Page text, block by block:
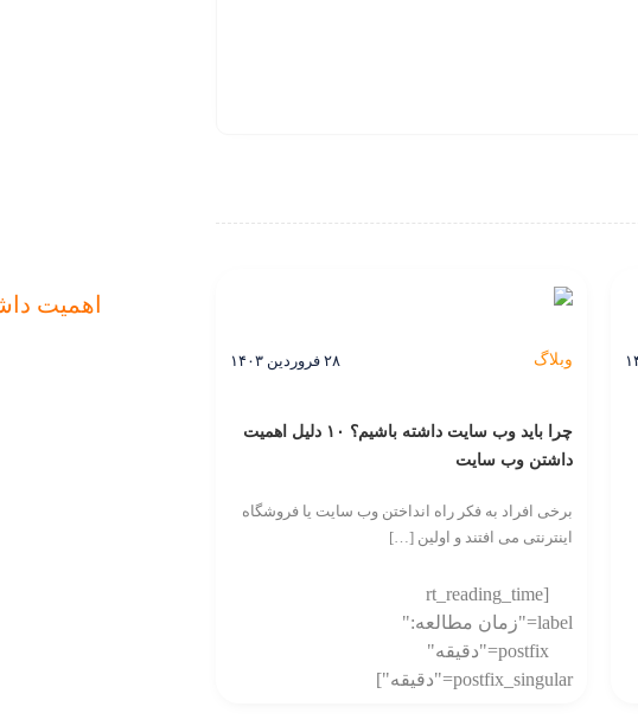
وبلاگ ۲۸ فروردین ۱۴۰۳
چرا باید وب سایت داشته باشیم؟ ۱۰ دلیل اهمیت
داشتن وب سایت
برخی افراد به فکر راه انداختن وب سایت یا فروشگاه
اینترنتی می افتند و اولین […]
[rt_reading_time
label="زمان مطالعه:"
postfix="دقیقه"
postfix_singular="دقیقه"]